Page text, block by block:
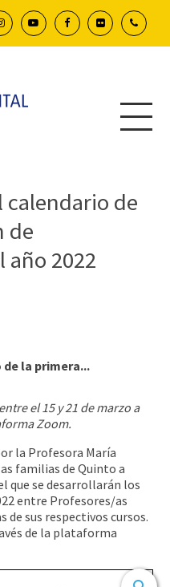
calendario de
de
año 2022
la primera...
el 15 y 21 de marzo a
Zoom.
la Profesora María
familias de Quinto a
que se desarrollarán los
entre Profesores/as
de sus respectivos cursos.
de la plataforma